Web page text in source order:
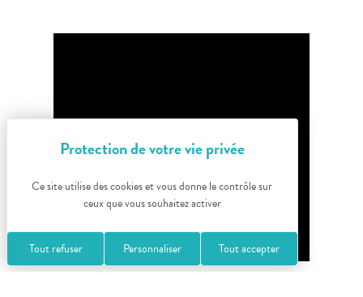
Ce site utilise des cookies et vous donne le contrôle sur
ceux que vous souhaitez activer
Tout accepter
Tout refuser Personnaliser